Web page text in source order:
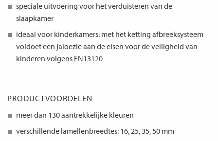
speciale uitvoering voor het verduisteren van de
slaapkamer
ideaal voor kinderkamers: met het ketting afbreeksysteem
voldoet een jaloezie aan de eisen voor de veiligheid van
kinderen volgens EN13120
PRODUCTVOORDELEN
meer dan 130 aantrekkelijke kleuren
verschillende lamellenbreedtes: 16, 25, 35, 50 mm